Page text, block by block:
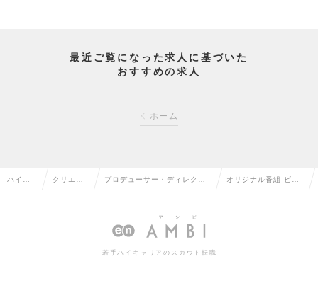
最近ご覧になった求人に基づいた
おすすめの求人
ホーム
ハイク クリエイ プロデューサー・ディレクタ
関連）の転職
オリジナル番組 ビジ
若手ハイキャリアのスカウト転職